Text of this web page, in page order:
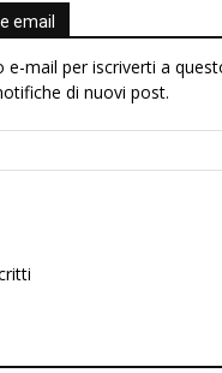
email
e-mail per iscriverti a
di nuovi post.